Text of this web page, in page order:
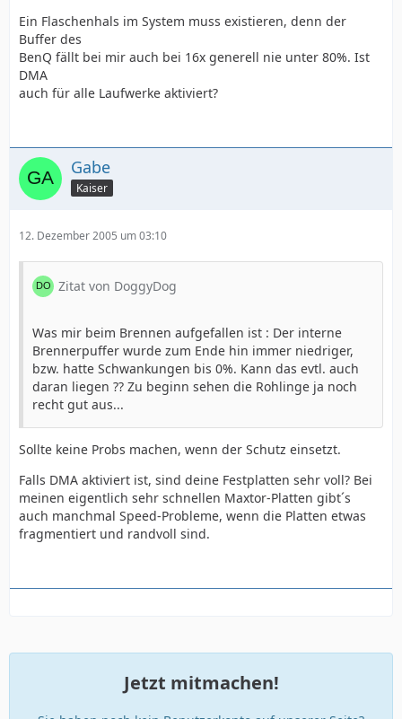
Ein Flaschenhals im System muss existieren, denn der
Buffer des
BenQ fällt bei mir auch bei 16x generell nie unter 80%. Ist
DMA
auch für alle Laufwerke aktiviert?
Gabe
Kaiser
12. Dezember 2005 um 03:10
Zitat von DoggyDog
Was mir beim Brennen aufgefallen ist : Der interne
Brennerpuffer wurde zum Ende hin immer niedriger,
bzw. hatte Schwankungen bis 0%. Kann das evtl. auch
daran liegen ?? Zu beginn sehen die Rohlinge ja noch
recht gut aus...
Sollte keine Probs machen, wenn der Schutz einsetzt.
Falls DMA aktiviert ist, sind deine Festplatten sehr voll? Bei
meinen eigentlich sehr schnellen Maxtor-Platten gibt´s
auch manchmal Speed-Probleme, wenn die Platten etwas
fragmentiert und randvoll sind.
Jetzt mitmachen!